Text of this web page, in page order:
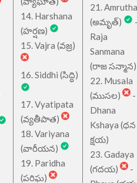
14. Harshana
(హర్షణ)
15. Vajra (వజ్ర)
16. Siddhi (సిద్ధి)
17. Vyatipata
(వ్యతీపాత)
18. Variyana
(వారీయన)
19. Paridha
(పరిఘ)
21. Amrutha
(అమృత్)
Raja
Sanmana
(రాజ సన్మాన)
22. Musala
(ముసల)
-
Dhana
Kshaya (ధన
క్షయ)
23. Gadaya
(గదయ)
-